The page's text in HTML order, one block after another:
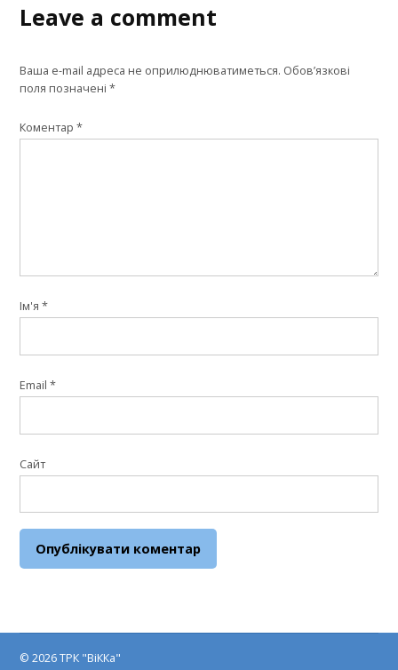
Leave a comment
Ваша e-mail адреса не оприлюднюватиметься. Обов’язкові
поля позначені*
Коментар*
Ім'я*
Email*
Сайт
© 2026 ТРК "ВіККа"